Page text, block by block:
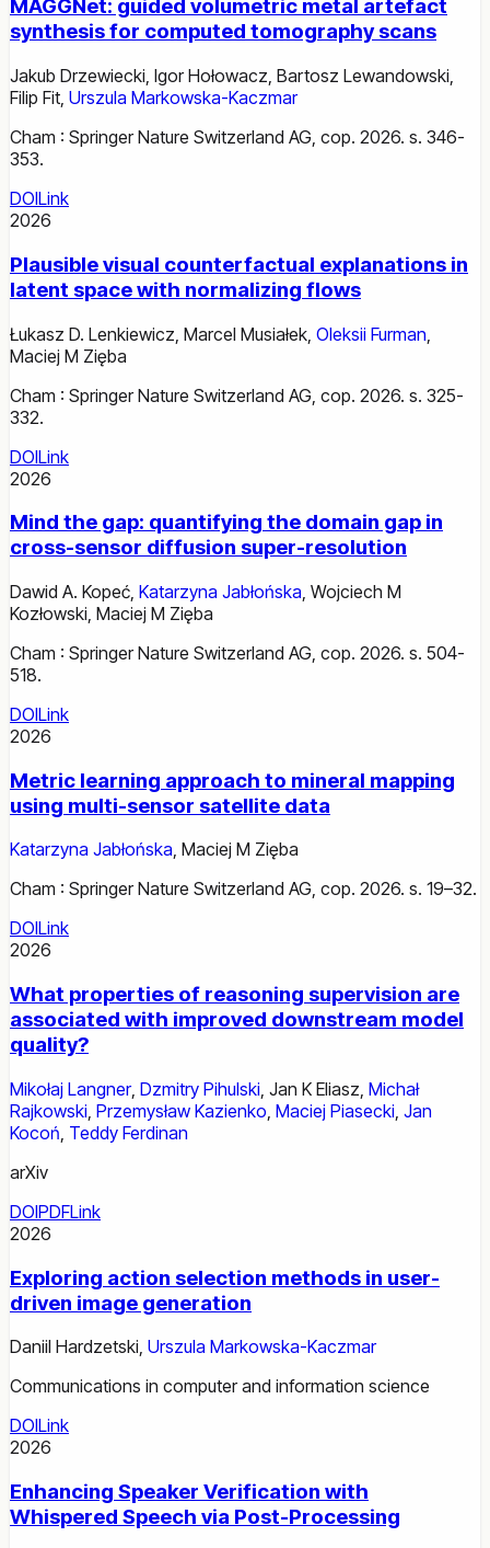
MAGGNet: guided volumetric metal artefact
synthesis for computed tomography scans
Jakub Drzewiecki, Igor Hołowacz, Bartosz Lewandowski,
Filip Fit, Urszula Markowska-Kaczmar
Cham : Springer Nature Switzerland AG, cop. 2026. s. 346-
353.
DOILink
2026
Plausible visual counterfactual explanations in
latent space with normalizing flows
Łukasz D. Lenkiewicz Marcel Musiałek Oleksii Furman
Maciej M Zięba
Cham : Springer Nature Switzerland AG, cop. 2026. s. 325-
332.
DOILink
2026
Mind the gap: quantifying the domain gap in
cross-sensor diffusion super-resolution
Dawid A. Kopeć Katarzyna Jabłońska Wojciech M
Kozłowski Maciej M Zięba
Cham : Springer Nature Switzerland AG, cop. 2026. s. 504-
518.
DOILink
2026
Metric learning approach to mineral mapping
using multi-sensor satellite data
Katarzyna Jabłońska, Maciej M Zięba
Cham : Springer Nature Switzerland AG, cop. 2026. s. 19–32.
DOILink
2026
What properties of reasoning supervision are
associated with improved downstream model
quality?
Mikołaj Langner, Dzmitry Pihulski Jan K Eliasz Michał
Rajkowski Przemysław Kazienko Maciej Piasecki Jan
Kocoń Teddy Ferdinan
arXiv
DOIPDFLink
2026
Exploring action selection methods in user-
driven image generation
Daniil Hardzetski, Urszula Markowska-Kaczmar
Communications in computer and information science
DOILink
2026
Enhancing Speaker Verification with
Whispered Speech via Post-Processing